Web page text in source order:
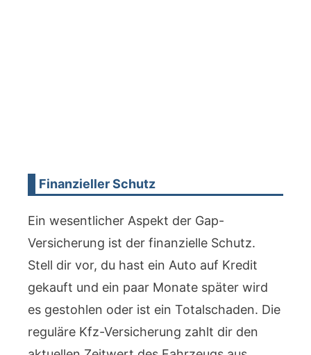
Finanzieller Schutz
Ein wesentlicher Aspekt der Gap-
Versicherung ist der finanzielle Schutz.
Stell dir vor, du hast ein Auto auf Kredit
gekauft und ein paar Monate später wird
es gestohlen oder ist ein Totalschaden. Die
reguläre Kfz-Versicherung zahlt dir den